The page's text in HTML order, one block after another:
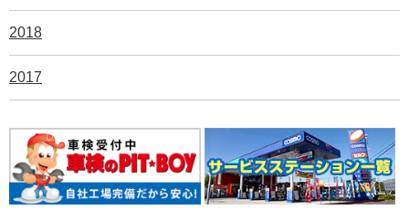
2018
2017